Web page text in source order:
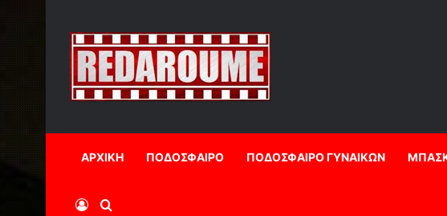
ΑΡΧΙΚΗ ΠΟΔΟΣΦΑΙΡΟ ΠΟΔΟΣΦΑΙΡΟ ΓΥΝΑΙΚΩΝ
Log InΑναζήτηση